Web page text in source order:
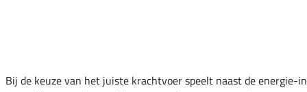
Bij de keuze van het juiste krachtvoer speelt naast de energie-